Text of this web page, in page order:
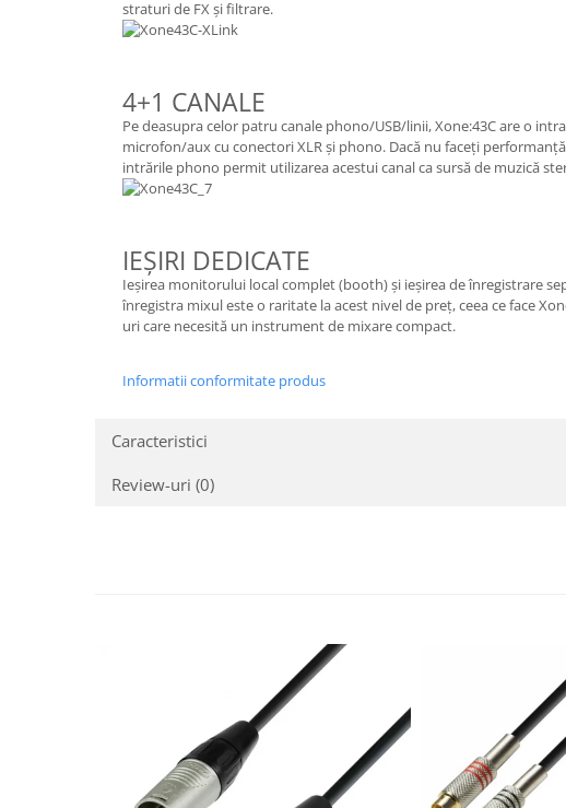
straturi de FX și filtrare.
4+1 CANALE
Pe deasupra celor patru canale phono/USB/linii, Xone:43C are o
microfon/aux cu conectori XLR și phono. Dacă nu faceți
intrările phono permit utilizarea acestui canal ca sursă de muzică
IEȘIRI DEDICATE
Ieșirea monitorului local complet (booth) și ieșirea de înregistrare
înregistra mixul este o raritate la acest nivel de preț, ceea ce face
uri care necesită un instrument de mixare compact.
Informatii conformitate produs
Caracteristici
Review-uri (0)